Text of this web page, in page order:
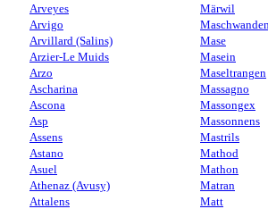
Arveyes
Arvigo
Arvillard (Salins)
Arzier-Le Muids
Arzo
Ascharina
Ascona
Asp
Assens
Astano
Asuel
Athenaz (Avusy)
Attalens
Märwil
Maschwanden
Mase
Masein
Maseltrangen
Massagno
Massongex
Massonnens
Mastrils
Mathod
Mathon
Matran
Matt